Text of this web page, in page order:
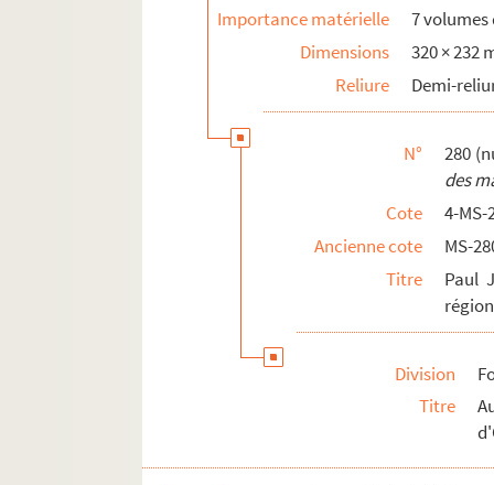
Importance matérielle
7 volumes
Dimensions
320 × 232
Reliure
Demi-
N°
280
des
Cote
4-MS-
Ancienne cote
MS-
Titre
Paul
Division
Titre